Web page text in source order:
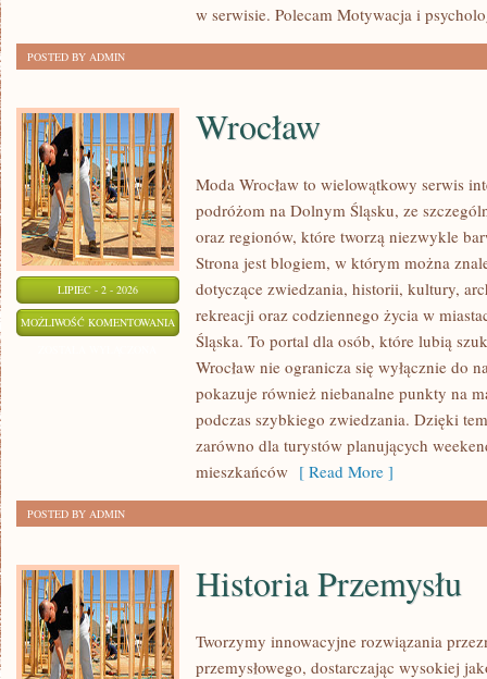
w serwisie. Polecam Motywacja i
POSTED BY ADMIN
LIPIEC - 2 - 2026
MOŻLIWOŚĆ KOMENTOWANIA WROCŁAW
Wrocław
Moda Wrocław to wielowątkowy serwis
podróżom na Dolnym Śląsku, ze
oraz regionów, które tworzą niezwykle
Strona jest blogiem, w którym można
dotyczące zwiedzania, historii, kultury,
rekreacji oraz codziennego życia w
Śląska. To portal dla osób, które lubią
Wrocław nie ogranicza się wyłącznie do
pokazuje również niebanalne punkty na
podczas szybkiego zwiedzania. Dzięki
zarówno dla turystów planujących
mieszkańców [ Read More ]
POSTED BY ADMIN
Historia Przemysłu
Tworzymy innowacyjne rozwiązania
przemysłowego, dostarczając wysokiej